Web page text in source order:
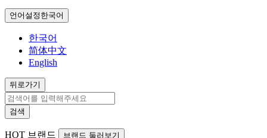
언어설정 한국어
한국어
简体中文
English
뒤로가기
검색
HOT 브랜드 브랜드 둘러보기